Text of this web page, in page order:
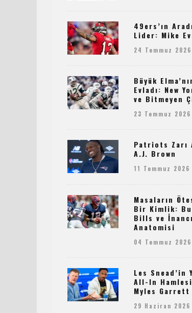
49ers’ın
Lider: Mike
24 Temmuz 2026
Büyük
Evladı: New
ve Bitmeyen
23 Temmuz 2026
Patriots Zarı
A.J. Brown
11 Temmuz 2026
Masaların
Bir Kimlik:
Bills ve
Anatomisi
04 Temmuz 2026
Les Snead’in
All-In
Myles Garrett
29 Haziran 2026